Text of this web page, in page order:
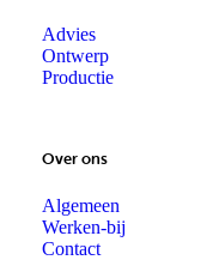
Advies
Ontwerp
Productie
Over ons
Algemeen
Werken-bij
Contact